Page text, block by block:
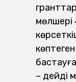
мөлшері
– дейді